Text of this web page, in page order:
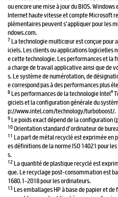
ou encore une mise à jour du BIOS.
Internet haute vitesse et compte Microsoft
plémentaires peuvent s’appliquer pour les
ndows.com.
7La technologie multicœur est conçue pour
iciels. Les clients ou applications logicielles
e cette technologie. Les performances et la
a charge de travail applicative ainsi que de
s. Le système de numérotation, de
e correspond pas à des performances plus
8Les performances de la technologie Intel®
giciels et la configuration générale du
p://www.intel.com/technology/turboboost/.
9Le poids exact dépend de la configuration
10Orientation standard d’ordinateur de
11 La part de métal recyclé est exprimée en
es définitions de la norme ISO 14021 pour
s.
12La quantité de plastique recyclé est
que. Le recyclage post-consommation est
1680.1-2018 pour les ordinateurs.
13 Les emballages HP à base de papier et